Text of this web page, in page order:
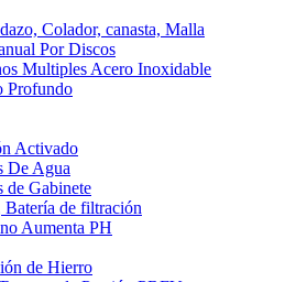
Colador, canasta, Malla
Por Discos
Multiples Acero Inoxidable
Profundo
Activado
De Agua
de Gabinete
de filtración
Aumenta PH
de Hierro